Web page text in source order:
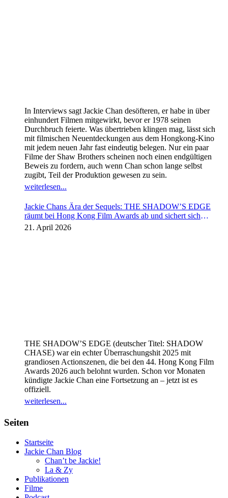
In Interviews sagt Jackie Chan desöfteren, er habe in über
einhundert Filmen mitgewirkt, bevor er 1978 seinen
Durchbruch feierte. Was übertrieben klingen mag, lässt sich
mit filmischen Neuentdeckungen aus dem Hongkong-Kino
mit jedem neuen Jahr fast eindeutig belegen. Nur ein paar
Filme der Shaw Brothers scheinen noch einen endgültigen
Beweis zu fordern, auch wenn Chan schon lange selbst
zugibt, Teil der Produktion gewesen zu sein.
weiterlesen...
Jackie Chans Ära der Sequels: THE SHADOW’S EDGE
räumt bei Hong Kong Film Awards ab und sichert sich
Fortsetzung
21. April 2026
THE SHADOW’S EDGE (deutscher Titel: SHADOW
CHASE) war ein echter Überraschungshit 2025 mit
grandiosen Actionszenen, die bei den 44. Hong Kong Film
Awards 2026 auch belohnt wurden. Schon vor Monaten
kündigte Jackie Chan eine Fortsetzung an – jetzt ist es
offiziell.
weiterlesen...
Seiten
Startseite
Jackie Chan Blog
Chan’t be Jackie!
La & Zy
Publikationen
Filme